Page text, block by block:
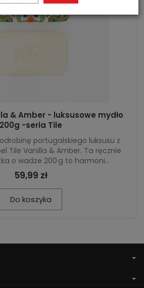
& Amber - luksusowe mydło
200g -seria Tile
portugalskiego luksusu z
Tile Vanilla & Amber. Ta ręcznie
o wadze 200 g to harmoni...
59,99 zł
Do koszyka